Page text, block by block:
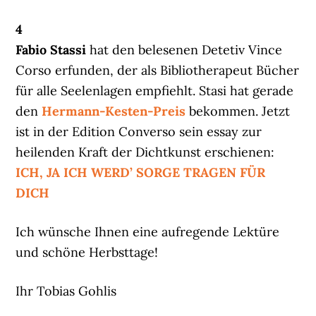
4
Fabio Stassi hat den belesenen Detetiv Vince
Corso erfunden, der als Bibliotherapeut Bücher
für alle Seelenlagen empfiehlt. Stasi hat gerade
den Hermann-Kesten-Preis bekommen. Jetzt
ist in der Edition Converso sein essay zur
heilenden Kraft der Dichtkunst erschienen:
ICH, JA ICH WERD’ SORGE TRAGEN FÜR
DICH
Ich wünsche Ihnen eine aufregende Lektüre
und schöne Herbsttage!
Ihr Tobias Gohlis